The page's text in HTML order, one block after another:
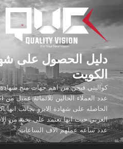
المحتوى
دليل الحصول على
الكويت
كواليتي فيجن من اهم جهات منح شهادة
عدد العملاء الحالين ثلاثمائة عميل
الحاصله على شهادة الايزو بجانب انها
العربي حيث انها تعتمد على نخبة من
عدد ساعه عملهم الاف الساعات